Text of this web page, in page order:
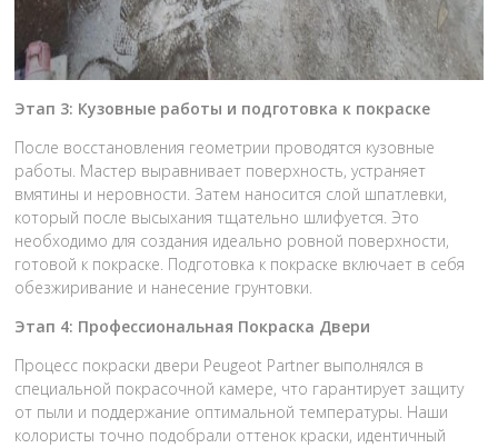
Этап 3: Кузовные работы и подготовка к покраске
После восстановления геометрии проводятся кузовные
работы. Мастер выравнивает поверхность, устраняет
вмятины и неровности. Затем наносится слой шпатлевки,
который после высыхания тщательно шлифуется. Это
необходимо для создания идеально ровной поверхности,
готовой к покраске. Подготовка к покраске включает в себя
обезжиривание и нанесение грунтовки.
Этап 4: Профессиональная Покраска Двери
Процесс покраски двери Peugeot Partner выполнялся в
специальной покрасочной камере, что гарантирует защиту
от пыли и поддержание оптимальной температуры. Наши
колористы точно подобрали оттенок краски, идентичный